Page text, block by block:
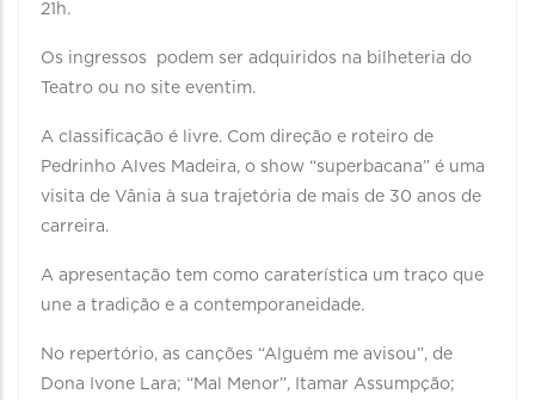
21h.
Os ingressos podem ser adquiridos na bilheteria do
Teatro ou no site eventim.
A classificação é livre. Com direção e roteiro de
Pedrinho Alves Madeira, o show “superbacana” é uma
visita de Vânia à sua trajetória de mais de 30 anos de
carreira.
A apresentação tem como caraterística um traço que
une a tradição e a contemporaneidade.
No repertório, as canções “Alguém me avisou”, de
Dona Ivone Lara; “Mal Menor”, Itamar Assumpção;